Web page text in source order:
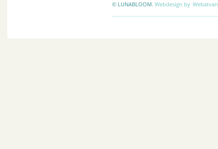
© LUNABLOOM. Webdesign by